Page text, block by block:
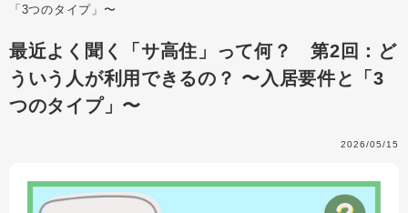
「3つのタイプ」〜
最近よく聞く「サ高住」って何？ 第2回：ど
ういう人が利用できるの？ 〜入居要件と「3
つのタイプ」〜
2026/05/15